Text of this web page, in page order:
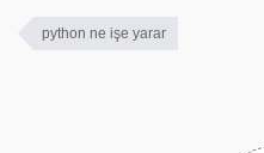
python ne işe yarar